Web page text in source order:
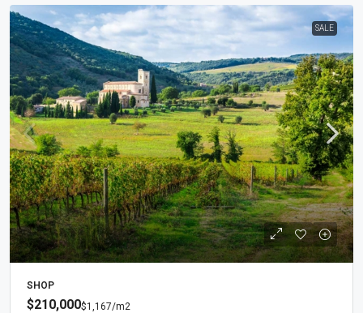
SALE
SHOP
$210,000$1,167/m2